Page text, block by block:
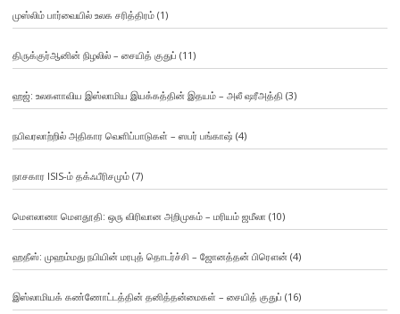
முஸ்லிம் பார்வையில் உலக சரித்திரம்(1)
திருக்குர்ஆனின் நிழலில் – சையித் குதுப் (11)
ஹஜ்: உலகளாவிய இஸ்லாமிய இயக்கத்தின் இதயம் – அலீ ஷரீஅத்தி (3)
நபிவரலாற்றில் அதிகார வெளிப்பாடுகள் – ஸபர் பங்காஷ் (4)
நாசகார ISIS-ம் தக்ஃபீரிசமும்(7)
மௌலானா மௌதூதி: ஒரு விரிவான அறிமுகம் – மரியம் ஜமீலா (10)
ஹதீஸ்: முஹம்மது நபியின் மரபுத் தொடர்ச்சி – ஜோனத்தன் பிரௌன் (4)
இஸ்லாமியக் கண்ணோட்டத்தின் தனித்தன்மைகள் – சையித் குதுப் (16)